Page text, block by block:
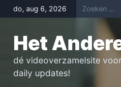
Skip
to
do, aug 6, 2026
Het
dé videoverzamelsite
daily updates!